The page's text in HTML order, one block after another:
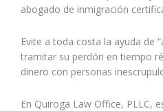
abogado de inmigración
Evite a toda costa la ayuda de
tramitar su perdón en tiempo
dinero con personas
En Quiroga Law Office, PLLC,